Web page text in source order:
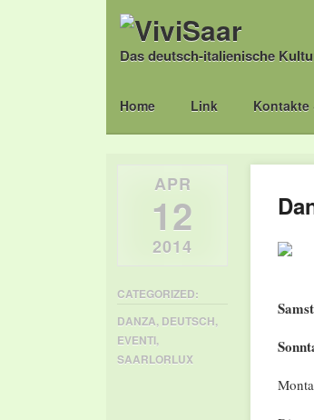
Das deutsch-italienische
Main menu
Skip
Home Link Kontakte
APR
12
2014
CATEGORIZED:
DANZA, DEUTSCH,
EVENTI,
SAARLORLUX